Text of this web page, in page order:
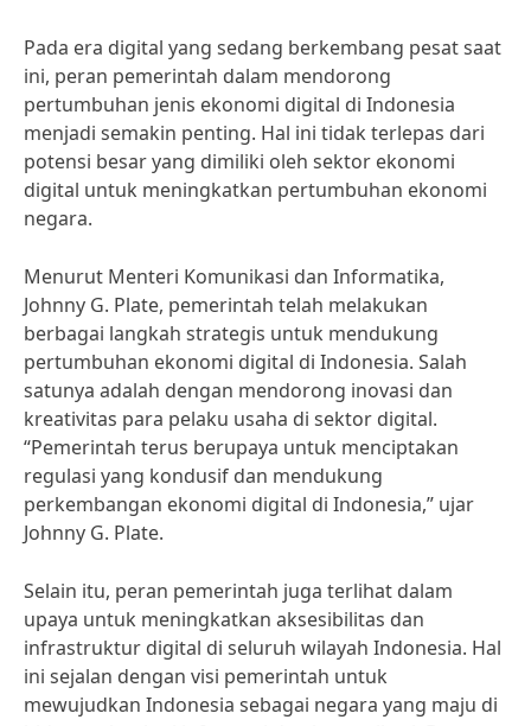
Pada era digital yang sedang berkembang pesat saat
ini, peran pemerintah dalam mendorong
pertumbuhan jenis ekonomi digital di Indonesia
menjadi semakin penting. Hal ini tidak terlepas dari
potensi besar yang dimiliki oleh sektor ekonomi
digital untuk meningkatkan pertumbuhan ekonomi
negara.
Menurut Menteri Komunikasi dan Informatika,
Johnny G. Plate, pemerintah telah melakukan
berbagai langkah strategis untuk mendukung
pertumbuhan ekonomi digital di Indonesia. Salah
satunya adalah dengan mendorong inovasi dan
kreativitas para pelaku usaha di sektor digital.
“Pemerintah terus berupaya untuk menciptakan
regulasi yang kondusif dan mendukung
perkembangan ekonomi digital di Indonesia,” ujar
Johnny G. Plate.
Selain itu, peran pemerintah juga terlihat dalam
upaya untuk meningkatkan aksesibilitas dan
infrastruktur digital di seluruh wilayah Indonesia. Hal
ini sejalan dengan visi pemerintah untuk
mewujudkan Indonesia sebagai negara yang maju di